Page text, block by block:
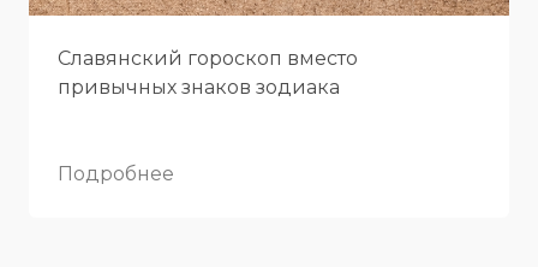
Славянский гороскоп вместо
привычных знаков зодиака
Подробнее